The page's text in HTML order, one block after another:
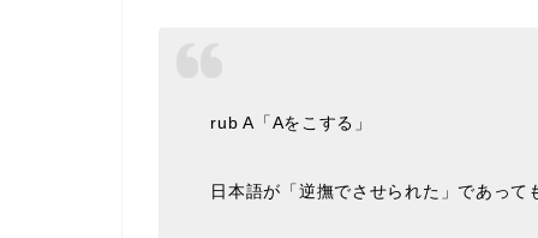
rub A「Aをこする」
日本語が「逆撫でさせられた」であって